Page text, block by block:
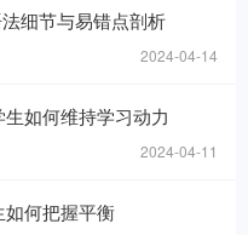
细节与易错点剖析
2024-04-14
如何维持学习动力
2024-04-11
何把握平衡